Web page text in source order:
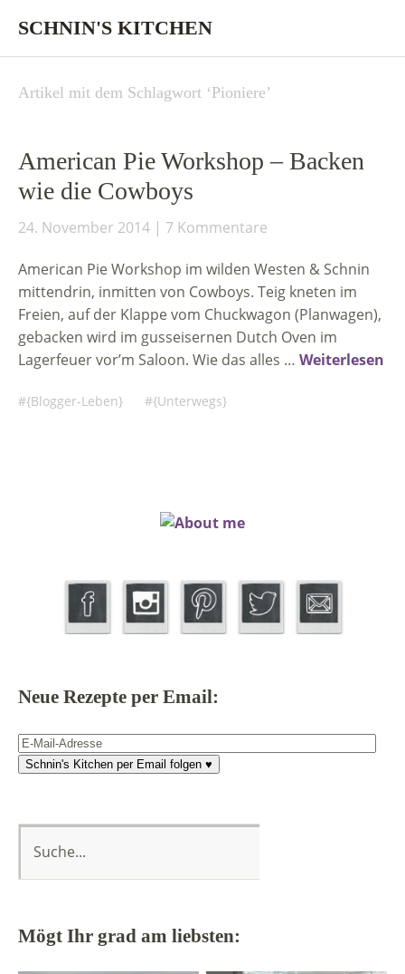
SCHNIN'S KITCHEN
Artikel mit dem Schlagwort ‘Pioniere’
American Pie Workshop – Backen
wie die Cowboys
24. November 2014 7 Kommentare
American Pie Workshop im wilden Westen & Schnin
mittendrin, inmitten von Cowboys. Teig kneten im
Freien, auf der Klappe vom Chuckwagon (Planwagen),
gebacken wird im gusseisernen Dutch Oven im
Lagerfeuer vor’m Saloon. Wie das alles … Weiterlesen
{Blogger-Leben} {Unterwegs}
Neue Rezepte per Email:
E-
Mail-
Schnin's Kitchen per Email folgen ♥
Mögt Ihr grad am liebsten: